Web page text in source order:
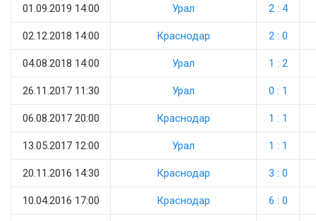
01.09.2019 14:00 Урал 2 : 4
02.12.2018 14:00 Краснодар 2 : 0
04.08.2018 14:00 Урал 1 : 2
26.11.2017 11:30 Урал 0 : 1
06.08.2017 20:00 Краснодар 1 : 1
13.05.2017 12:00 Урал 1 : 1
20.11.2016 14:30 Краснодар 3 : 0
10.04.2016 17:00 Краснодар 6 : 0